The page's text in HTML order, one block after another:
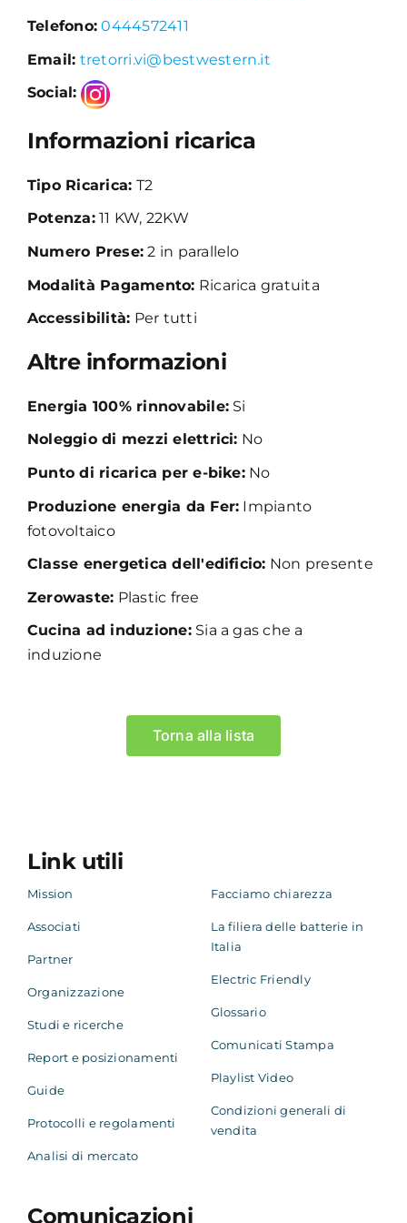
Telefono: 0444572411
Email: tretorri.vi@bestwestern.it
Social:
Informazioni ricarica
Tipo Ricarica: T2
Potenza:11 KW, 22KW
Numero Prese: 2 in parallelo
Modalità Pagamento: Ricarica gratuita
Accessibilità: Per tutti
Altre informazioni
Energia 100% rinnovabile: Si
Noleggio di mezzi elettrici: No
Punto di ricarica per e-bike:No
Produzione energia da Fer: Impianto
fotovoltaico
Classe energetica dell'edificio: Non presente
Zerowaste: Plastic free
Cucina ad induzione:Sia a gas che a
induzione
Torna alla lista
Link utili
Mission
Associati
Partner
Organizzazione
Studi e ricerche
Report e posizionamenti
Guide
Protocolli e regolamenti
Analisi di mercato
Facciamo chiarezza
La filiera delle batterie in
Italia
Electric Friendly
Glossario
Comunicati Stampa
Playlist Video
Condizioni generali di
vendita
Comunicazioni